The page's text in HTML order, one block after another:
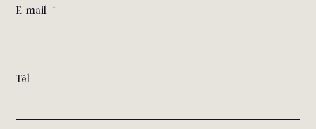
E-mail
Tél